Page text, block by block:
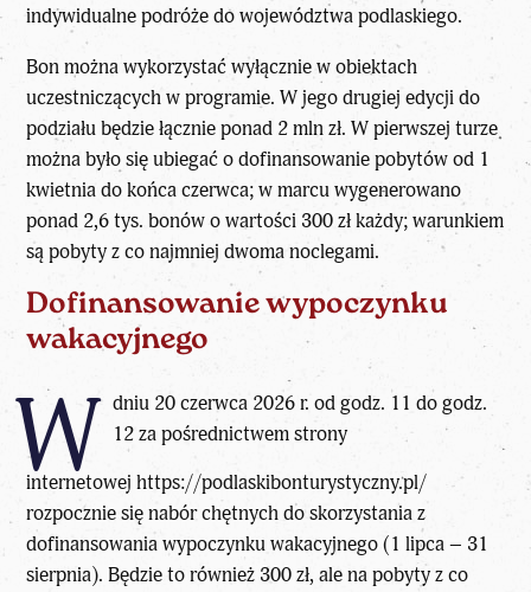
indywidualne podróże do województwa podlaskiego.
Bon można wykorzystać wyłącznie w obiektach
uczestniczących w programie. W jego drugiej edycji do
podziału będzie łącznie ponad 2 mln zł. W pierwszej turze
można było się ubiegać o dofinansowanie pobytów od 1
kwietnia do końca czerwca; w marcu wygenerowano
ponad 2,6 tys. bonów o wartości 300 zł każdy; warunkiem
są pobyty z co najmniej dwoma noclegami.
Dofinansowanie wypoczynku
wakacyjnego
W dniu 20 czerwca 2026 r. od godz. 11 do godz.
12 za pośrednictwem strony
internetowej https://podlaskibonturystyczny.pl/
rozpocznie się nabór chętnych do skorzystania z
dofinansowania wypoczynku wakacyjnego (1 lipca – 31
sierpnia). Będzie to również 300 zł, ale na pobyty z co